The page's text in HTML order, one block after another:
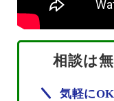
相談は
気軽にOK